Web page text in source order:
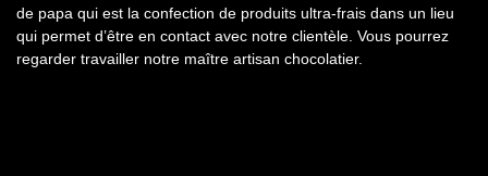
de papa qui est la confection de produits ultra-frais dans un lieu
qui permet d’être en contact avec notre clientèle. Vous pourrez
regarder travailler notre maître artisan chocolatier.